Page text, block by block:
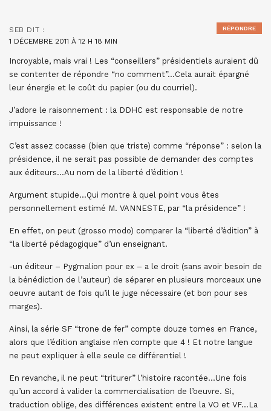
SEB DIT :
1 DÉCEMBRE 2011 À 12 H 18 MIN
Incroyable, mais vrai ! Les “conseillers” présidentiels auraient dû
se contenter de répondre “no comment”…Cela aurait épargné
leur énergie et le coût du papier (ou du courriel).
J’adore le raisonnement : la DDHC est responsable de notre
impuissance !
C’est assez cocasse (bien que triste) comme “réponse” : selon la
présidence, il ne serait pas possible de demander des comptes
aux éditeurs…Au nom de la liberté d’édition !
Argument stupide…Qui montre à quel point vous êtes
personnellement estimé M. VANNESTE, par “la présidence” !
En effet, on peut (grosso modo) comparer la “liberté d’édition” à
“la liberté pédagogique” d’un enseignant.
-un éditeur – Pygmalion pour ex – a le droit (sans avoir besoin de
la bénédiction de l’auteur) de séparer en plusieurs morceaux une
oeuvre autant de fois qu’il le juge nécessaire (et bon pour ses
marges).
Ainsi, la série SF “trone de fer” compte douze tomes en France,
alors que l’édition anglaise n’en compte que 4 ! Et notre langue
ne peut expliquer à elle seule ce différentiel !
En revanche, il ne peut “triturer” l’histoire racontée…Une fois
qu’un accord à valider la commercialisation de l’oeuvre. Si,
traduction oblige, des différences existent entre la VO et VF…La
RÉPONDRE